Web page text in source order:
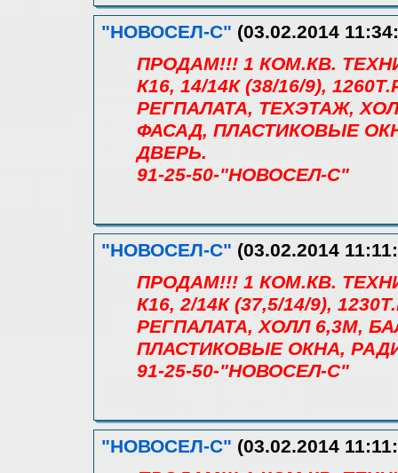
"НОВОСЕЛ-С" (03.02.2014
ПРОДАМ!!! 1 КОМ.КВ.
К16, 14/14К (38/16/9),
РЕГПАЛАТА, ТЕХЭТАЖ,
ФАСАД, ПЛАСТИКОВЫЕ
ДВЕРЬ.
91-25-50-"НОВОСЕЛ-С"
"НОВОСЕЛ-С" (03.02.2014
ПРОДАМ!!! 1 КОМ.КВ.
К16, 2/14К (37,5/14/9),
РЕГПАЛАТА, ХОЛЛ 6,3М,
ПЛАСТИКОВЫЕ ОКНА,
91-25-50-"НОВОСЕЛ-С"
"НОВОСЕЛ-С" (03.02.2014